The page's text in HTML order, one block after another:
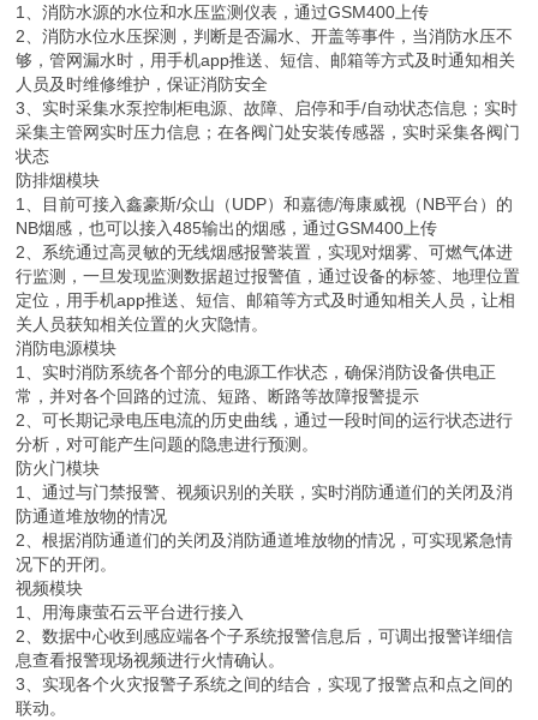
1、消防水源的水位和水压监测仪表，通过GSM400上传
2、消防水位水压探测，判断是否漏水、开盖等事件，当消防水压不
够，管网漏水时，用手机app推送、短信、邮箱等方式及时通知相关
人员及时维修维护，保证消防安全
3、实时采集水泵控制柜电源、故障、启停和手/自动状态信息；实时
采集主管网实时压力信息；在各阀门处安装传感器，实时采集各阀门
状态
防排烟模块
1、目前可接入鑫豪斯/众山（UDP）和嘉德/海康威视（NB平台）的
NB烟感，也可以接入485输出的烟感，通过GSM400上传
2、系统通过高灵敏的无线烟感报警装置，实现对烟雾、可燃气体进
行监测，一旦发现监测数据超过报警值，通过设备的标签、地理位置
定位，用手机app推送、短信、邮箱等方式及时通知相关人员，让相
关人员获知相关位置的火灾隐情。
消防电源模块
1、实时消防系统各个部分的电源工作状态，确保消防设备供电正
常，并对各个回路的过流、短路、断路等故障报警提示
2、可长期记录电压电流的历史曲线，通过一段时间的运行状态进行
分析，对可能产生问题的隐患进行预测。
防火门模块
1、通过与门禁报警、视频识别的关联，实时消防通道们的关闭及消
防通道堆放物的情况
2、根据消防通道们的关闭及消防通道堆放物的情况，可实现紧急情
况下的开闭。
视频模块
1、用海康萤石云平台进行接入
2、数据中心收到感应端各个子系统报警信息后，可调出报警详细信
息查看报警现场视频进行火情确认。
3、实现各个火灾报警子系统之间的结合，实现了报警点和点之间的
联动。